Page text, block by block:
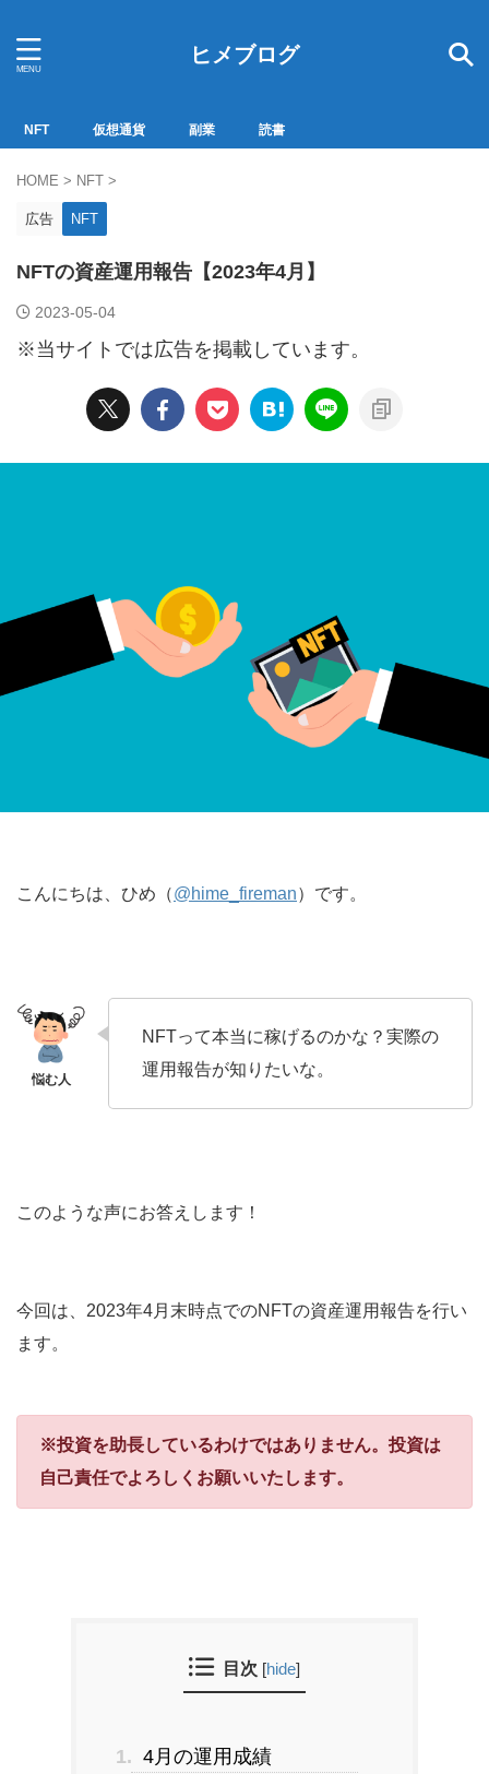
ヒメブログ
NFT 仮想通貨 副業 読書
HOME > NFT >
広告 NFT
NFTの資産運用報告【2023年4月】
2023-05-04
※当サイトでは広告を掲載しています。
こんにちは、ひめ（@hime_fireman）です。
NFTって本当に稼げるのかな？実際の
運用報告が知りたいな。
このような声にお答えします！
今回は、2023年4月末時点でのNFTの資産運用報告を行い
ます。
※投資を助長しているわけではありません。投資は
自己責任でよろしくお願いいたします。
目次 [hide]
1. 4月の運用成績